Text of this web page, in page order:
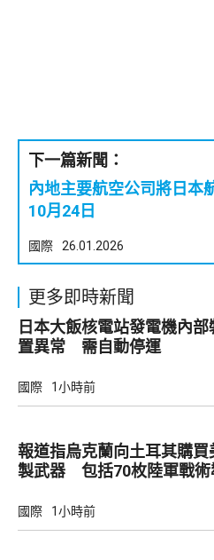
下一篇新聞：
內地主要航空公司將日本
10月24日
國際 26.01.2026
更多即時新聞
日本大飯核電站發電機內部
置異常 需自動停運
國際 1小時前
報道指烏克蘭向土耳其購買
製武器 包括70枚陸軍戰術
國際 1小時前